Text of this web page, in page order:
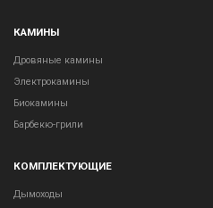
КАМИНЫ
Дровяные камины
Электрокамины
Биокамины
Барбекю-грили
КОМПЛЕКТУЮЩИЕ
Дымоходы